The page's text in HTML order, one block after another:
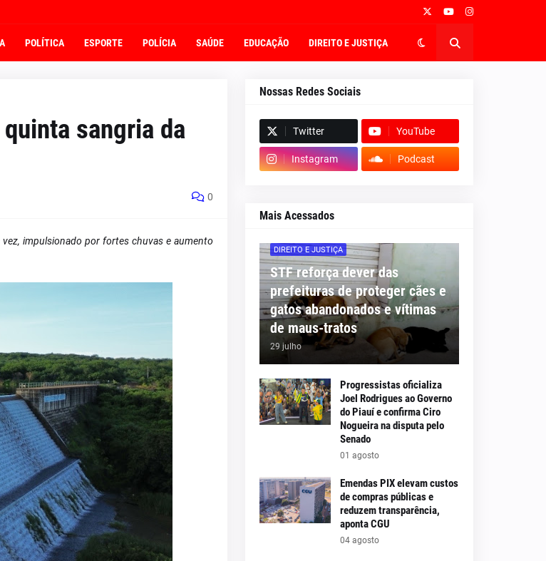
POLÍTICA ESPORTE POLÍCIA SAÚDE EDUCAÇÃO DIREITO E JUSTIÇA
sangria da
0
impulsionado por fortes chuvas e aumento
Nossas Redes Sociais
Twitter YouTube
Instagram Podcast
Mais Acessados
DIREITO E JUSTIÇA
STF reforça dever das
prefeituras de proteger cães e
gatos abandonados e vítimas
de maus-tratos
29 julho
Progressistas oficializa
Joel Rodrigues ao Governo
do Piauí e confirma Ciro
Nogueira na disputa pelo
Senado
01 agosto
Emendas PIX elevam custos
de compras públicas e
reduzem transparência,
aponta CGU
04 agosto